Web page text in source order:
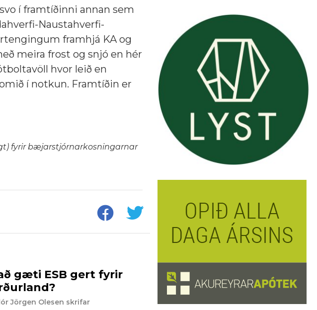
í framtíðinni annan sem
Naustahverfi-
framhjá KA og
meira frost og snjó en hér
hvor leið en
í notkun. Framtíðin er
fyrir bæjarstjórnarkosningarnar
gæti ESB gert fyrir
Jörgen Olesen skrifar